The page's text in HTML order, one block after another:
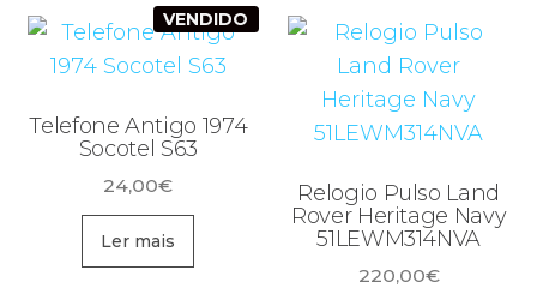
VENDIDO
Telefone Antigo 1974
Socotel S63
24,00€
Ler mais
Relogio Pulso Land
Rover Heritage Navy
51LEWM314NVA
220,00€